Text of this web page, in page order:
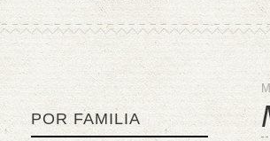
POR FAMILIA